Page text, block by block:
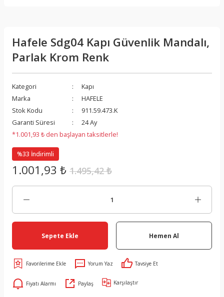
Hafele Sdg04 Kapı Güvenlik Mandalı,
Parlak Krom Renk
Kategori
Kapı
Marka
HAFELE
Stok Kodu
911.59.473.K
Garanti Süresi
24 Ay
*1.001,93 ₺ den başlayan taksitlerle!
%33 İndirimli
1.001,93 ₺ 1.495,42 ₺
Sepete Ekle Hemen Al
Yorum Yaz Tavsiye Et
Fiyatı Alarmı Paylaş Karşılaştır